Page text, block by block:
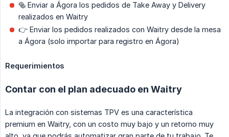
🥯 Enviar a Ágora los pedidos de Take Away y Delivery
realizados en Waitry
👉 Enviar los pedidos realizados con Waitry desde la mesa
a Ágora (solo importar para registro en Ágora)
Requerimientos
Contar con el plan adecuado en Waitry
La integración con sistemas TPV es una característica
premium en Waitry, con un costo muy bajo y un retorno muy